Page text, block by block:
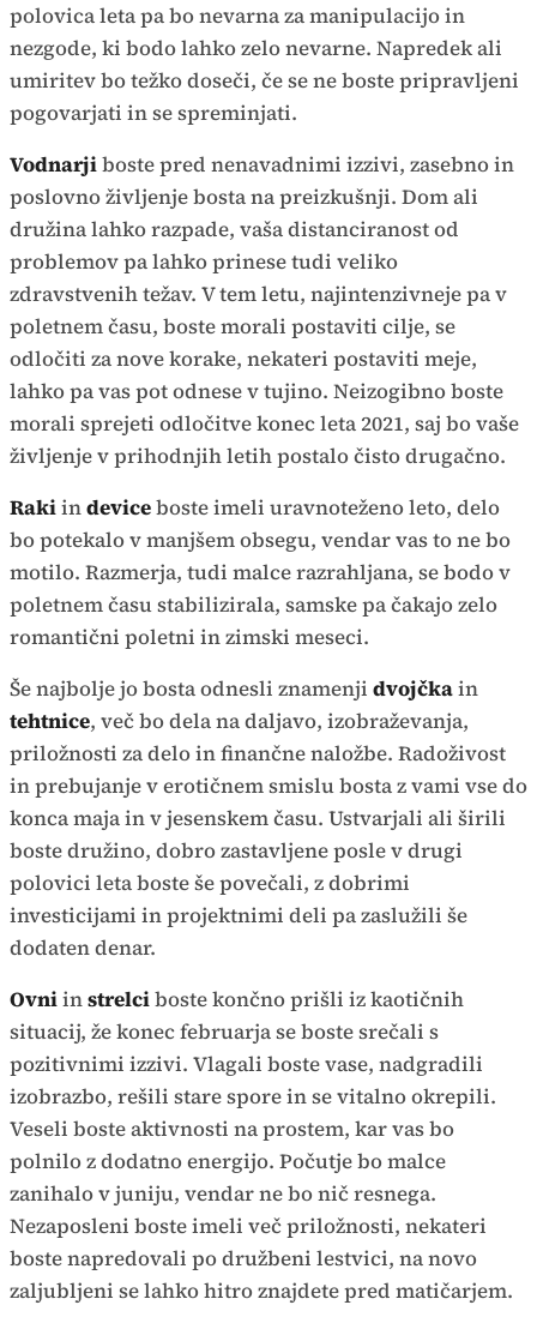
polovica leta pa bo nevarna za manipulacijo in
nezgode, ki bodo lahko zelo nevarne. Napredek ali
umiritev bo težko doseči, če se ne boste pripravljeni
pogovarjati in se spreminjati.
Vodnarjiboste pred nenavadnimi izzivi, zasebno in
poslovno življenje bosta na preizkušnji. Dom ali
družina lahko razpade, vaša distanciranost od
problemov pa lahko prinese tudi veliko
zdravstvenih težav. V tem letu, najintenzivneje pa v
poletnem času, boste morali postaviti cilje, se
odločiti za nove korake, nekateri postaviti meje,
lahko pa vas pot odnese v tujino. Neizogibno boste
morali sprejeti odločitve konec leta 2021, saj bo vaše
življenje v prihodnjih letih postalo čisto drugačno.
Rakiindeviceboste imeli uravnoteženo leto, delo
bo potekalo v manjšem obsegu, vendar vas to ne bo
motilo. Razmerja, tudi malce razrahljana, se bodo v
poletnem času stabilizirala, samske pa čakajo zelo
romantični poletni in zimski meseci.
Še najbolje jo bosta odnesli znamenji dvojčkain
tehtnice, več bo dela na daljavo, izobraževanja,
priložnosti za delo in finančne naložbe. Radoživost
in prebujanje v erotičnem smislu bosta z vami vse do
konca maja in v jesenskem času. Ustvarjali ali širili
boste družino, dobro zastavljene posle v drugi
polovici leta boste še povečali, z dobrimi
investicijami in projektnimi deli pa zaslužili še
dodaten denar.
Ovniinstrelciboste končno prišli iz kaotičnih
situacij, že konec februarja se boste srečali s
pozitivnimi izzivi. Vlagali boste vase, nadgradili
izobrazbo, rešili stare spore in se vitalno okrepili.
Veseli boste aktivnosti na prostem, kar vas bo
polnilo z dodatno energijo. Počutje bo malce
zanihalo v juniju, vendar ne bo nič resnega.
Nezaposleni boste imeli več priložnosti, nekateri
boste napredovali po družbeni lestvici, na novo
zaljubljeni se lahko hitro znajdete pred matičarjem.